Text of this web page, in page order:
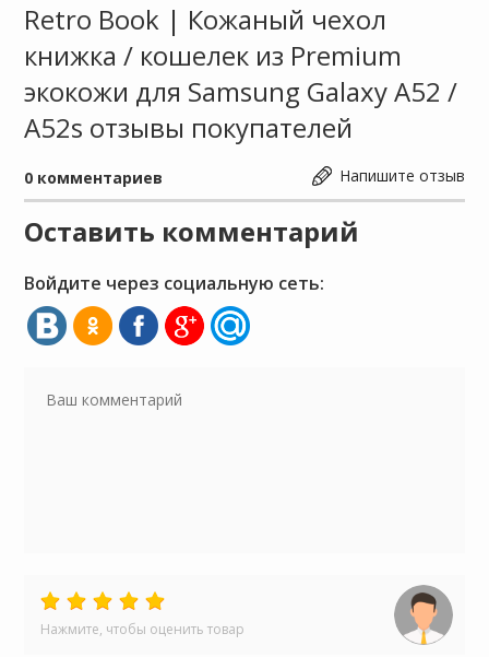
Retro Book | Кожаный чехол
книжка / кошелек из Premium
экокожи для Samsung Galaxy A52 /
A52s отзывы покупателей
Напишите отзыв
0 комментариев
Оставить комментарий
Войдите через социальную сеть:
Нажмите, чтобы оценить товар